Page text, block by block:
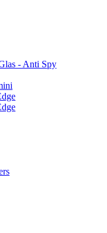
- Anti Spy